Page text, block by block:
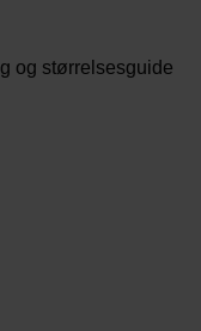
og størrelsesguide